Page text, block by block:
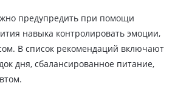
предупредить при помощи
навыка контролировать эмоции,
В список рекомендаций включают
дня, сбалансированное питание,